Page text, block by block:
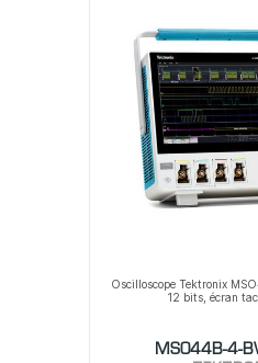
Oscilloscope Tektronix
12 bits, écran
MSO44B-4-